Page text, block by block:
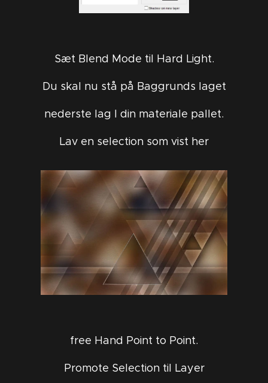
Sæt Blend Mode til Hard Light.
Du skal nu stå på Baggrunds laget
nederste lag I din materiale pallet.
Lav en selection som vist her
free Hand Point to Point.
Promote Selection til Layer